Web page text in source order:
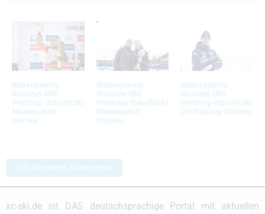
Bildergalerie
Biathlon IBU
Weltcup Oslo (NOR)
Massenstart
Herren
Bildergalerie
Biathlon IBU
Weltcup Oslo (NOR)
Massenstart
Frauen
Bildergalerie
Biathlon IBU
Weltcup Oslo (NOR)
Verfolgung Herren
Schreibe einen Kommentar
xc-ski.de ist DAS deutschsprachige Portal mit aktuellen